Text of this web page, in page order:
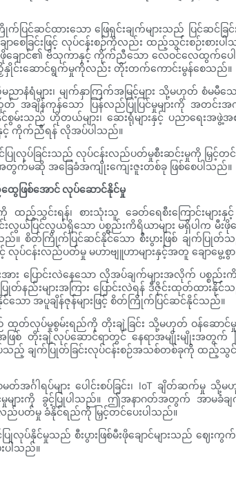
ထားသော ဖြေရှင်းချက်များသည် ပြင်ဆင်ခြင်း၊ ချ
ချာစေခြင်းဖြင့် လုပ်ငန်းစဉ်ကိုလည်း ထည့်သွင်းစဉ်းစာ
ဖိုချောင်၏ ဗိသုကာနှင့် ကိုက်ညီသော လေဝင်လေထွက်ပ
င့် ညှိနှိုင်းဆောင်ရွက်မှုကိုလည်း တိုးတက်ကောင်းမွန်စေသည်။
မညာနံရံများ၊ မျက်နှာကြက်အမြင့်များ သို့မဟုတ်
ချိန်ကုန်သော ပြန်လည်ပြုပြင်မှုများကို အတင်းအ
တယ်များ၊ ဆေးရုံများနှင့် ပညာရေးအဖွဲ့အစည်းမ
နှင့် ကိုက်ညီရန် လိုအပ်ပါသည်။
ပြုလုပ်ခြင်းသည် လုပ်ငန်းလည်ပတ်မှုစီးဆင်းမှုကို မြှင့်တ
တွက်မဆို အခြေခံအကျိုးကျေးဇူးတစ်ခု ဖြစ်စေပါသည်။
ေဖြစ်အောင် လုပ်ဆောင်နိုင်မှု
ထည့်သွင်းရန်၊ စားသုံးသူ ခေတ်ရေစီးကြောင်း
ပြင်လွယ်ရှိသော ပစ္စည်းကိရိယာများ မရှိပါက မီးဖိုချ
။ စိတ်ကြိုက်ပြင်ဆင်နိုင်သော စီးပွားဖြစ် ချက်ပ
နှင့် လုပ်ငန်းလည်ပတ်မှု မဟာဗျူဟာများနှင့်အတူ ချောမွ
းအား ပြောင်းလဲနေသော လိုအပ်ချက်များအလိုက် ပစ္စ
ည်းများအကြား ပြောင်းလဲရန် ဒီဇိုင်းထုတ်ထားနိုင်
သော အပူချိန်ဇုန်များဖြင့် စိတ်ကြိုက်ပြင်ဆင်နိုင်သည်။
ပ်မှုစွမ်းရည်ကို တိုးချဲ့ခြင်း သို့မဟုတ် ဝန်ဆောင်မှုပုံစံ
တိုးချဲ့လုပ်ဆောင်ရာတွင် နေရာအမျိုးမျိုးအတွက်
သည့် ချက်ပြုတ်ခြင်းလုပ်ငန်းစဉ်အသစ်တစ်ခုကို ထည့်သွင်းနို
ဂါရပ်များ ပေါင်းစပ်ခြင်း၊ IoT ချိတ်ဆက်မှု
မှုများကို ခွင့်ပြုပါသည်။ ဤအနာဂတ်အတွက် အာ
ည်ပတ်မှု ခံနိုင်ရည်ကို မြှင့်တင်ပေးပါသည်။
ပ်နိုင်မှုသည် စီးပွားဖြစ်မီးဖိုချောင်များသည် ဈေ
ပါသည်။